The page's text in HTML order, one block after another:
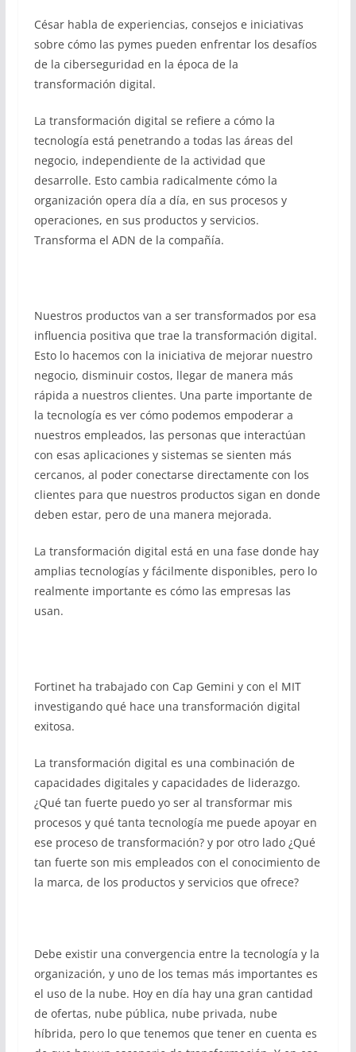
César habla de experiencias, consejos e iniciativas
sobre cómo las pymes pueden enfrentar los desafíos
de la ciberseguridad en la época de la
transformación digital.
La transformación digital se refiere a cómo la
tecnología está penetrando a todas las áreas del
negocio, independiente de la actividad que
desarrolle. Esto cambia radicalmente cómo la
organización opera día a día, en sus procesos y
operaciones, en sus productos y servicios.
Transforma el ADN de la compañía.
Nuestros productos van a ser transformados por esa
influencia positiva que trae la transformación digital.
Esto lo hacemos con la iniciativa de mejorar nuestro
negocio, disminuir costos, llegar de manera más
rápida a nuestros clientes. Una parte importante de
la tecnología es ver cómo podemos empoderar a
nuestros empleados, las personas que interactúan
con esas aplicaciones y sistemas se sienten más
cercanos, al poder conectarse directamente con los
clientes para que nuestros productos sigan en donde
deben estar, pero de una manera mejorada.
La transformación digital está en una fase donde hay
amplias tecnologías y fácilmente disponibles, pero lo
realmente importante es cómo las empresas las
usan.
Fortinet ha trabajado con Cap Gemini y con el MIT
investigando qué hace una transformación digital
exitosa.
La transformación digital es una combinación de
capacidades digitales y capacidades de liderazgo.
¿Qué tan fuerte puedo yo ser al transformar mis
procesos y qué tanta tecnología me puede apoyar en
ese proceso de transformación? y por otro lado ¿Qué
tan fuerte son mis empleados con el conocimiento de
la marca, de los productos y servicios que ofrece?
Debe existir una convergencia entre la tecnología y la
organización, y uno de los temas más importantes es
el uso de la nube. Hoy en día hay una gran cantidad
de ofertas, nube pública, nube privada, nube
híbrida, pero lo que tenemos que tener en cuenta es